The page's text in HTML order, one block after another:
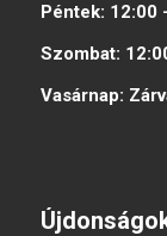
Péntek: 12:00
Szombat:
Vasárnap: